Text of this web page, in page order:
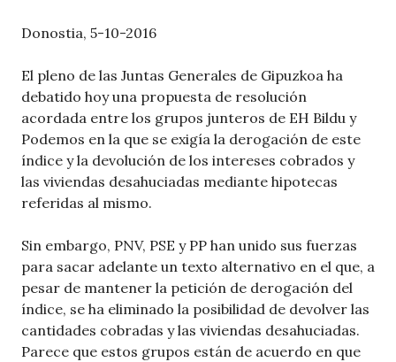
Donostia, 5-10-2016
El pleno de las Juntas Generales de Gipuzkoa ha
debatido hoy una propuesta de resolución
acordada entre los grupos junteros de EH Bildu y
Podemos en la que se exigía la derogación de este
índice y la devolución de los intereses cobrados y
las viviendas desahuciadas mediante hipotecas
referidas al mismo.
Sin embargo, PNV, PSE y PP han unido sus fuerzas
para sacar adelante un texto alternativo en el que, a
pesar de mantener la petición de derogación del
índice, se ha eliminado la posibilidad de devolver las
cantidades cobradas y las viviendas desahuciadas.
Parece que estos grupos están de acuerdo en que